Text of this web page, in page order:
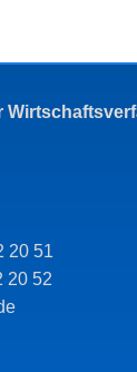
20 51
20 52